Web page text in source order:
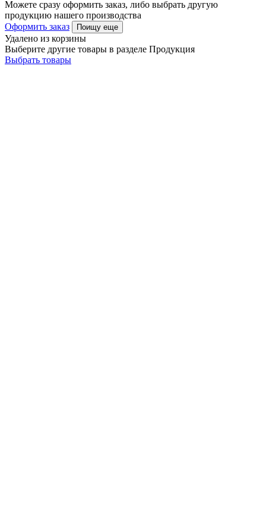
Можете сразу оформить заказ, либо выбрать другую
продукцию нашего производства
Оформить заказ
Поищу еще
Удалено из корзины
Выберите другие товары в разделе Продукция
Выбрать товары